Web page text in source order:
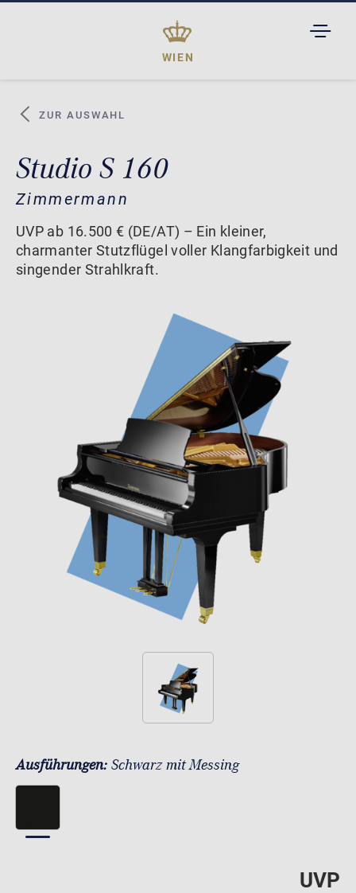
WIEN
ZUR AUSWAHL
Studio S 160
Zimmermann
UVP ab 16.500 € (DE/AT) – Ein kleiner,
charmanter Stutzflügel voller Klangfarbigkeit und
singender Strahlkraft.
Ausführungen: Schwarz mit Messing
UVP